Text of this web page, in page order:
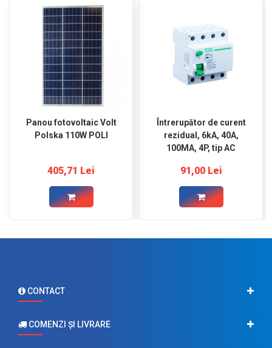
Panou fotovoltaic Volt
Polska 110W POLI
405,71 Lei
Întrerupător de curent
rezidual, 6kA, 40A,
100MA, 4P, tip AC
91,00 Lei
CONTACT
COMENZI ŞI LIVRARE